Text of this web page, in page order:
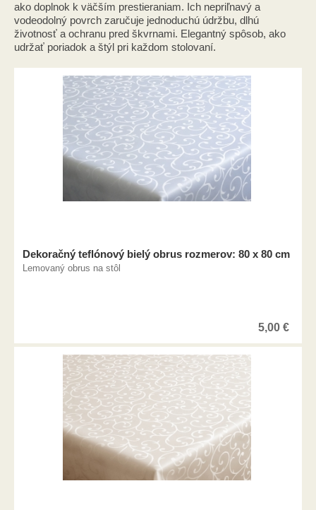
ako doplnok k väčším prestieraniam. Ich nepriľnavý a
vodeodolný povrch zaručuje jednoduchú údržbu, dlhú
životnosť a ochranu pred škvrnami. Elegantný spôsob, ako
udržať poriadok a štýl pri každom stolovaní.
Dekoračný teflónový bielý obrus rozmerov: 80 x 80 cm
Lemovaný obrus na stôl
5,00 €